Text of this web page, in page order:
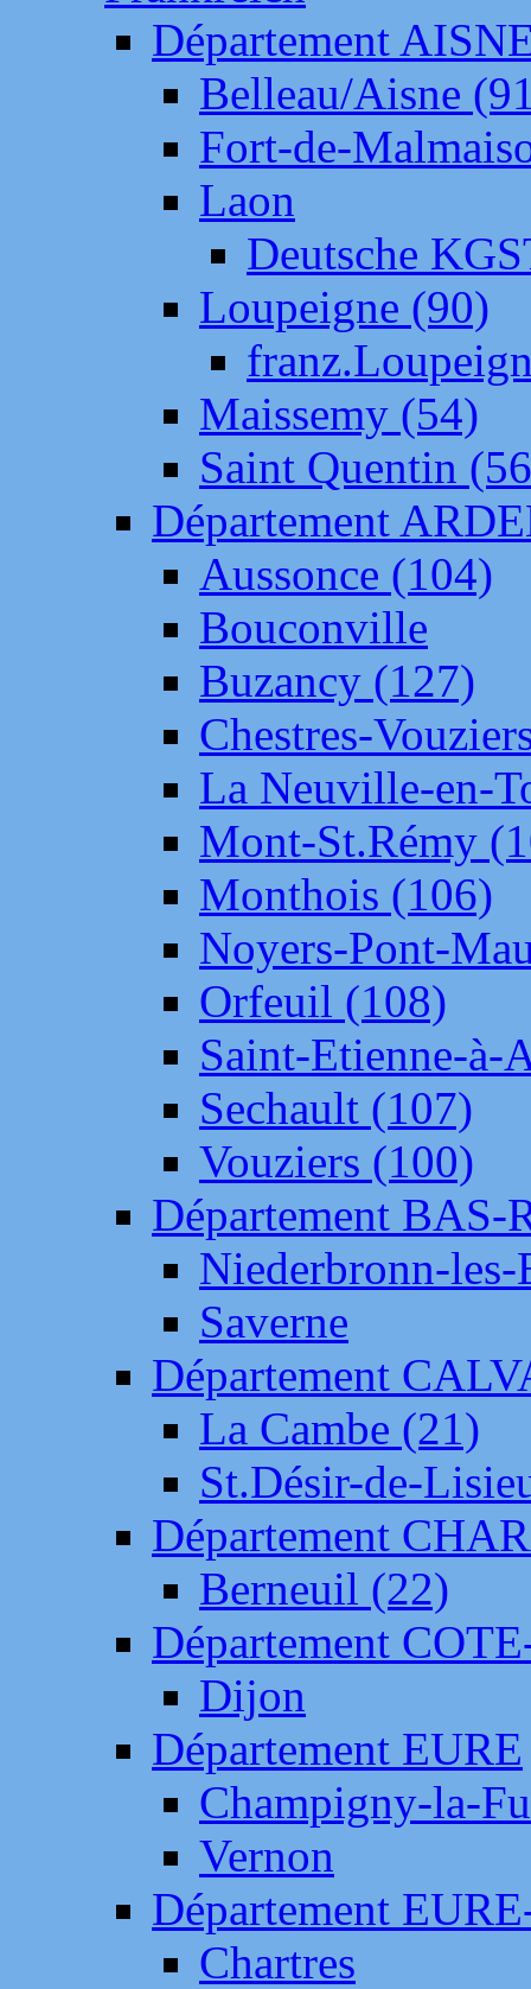
Département
Belleau/Aisne
Fort-de-
Laon
Deutsche
Loupeigne (90)
Maissemy (54)
Saint Quentin
Département
Aussonce (104)
Bouconville
Buzancy (127)
Chestres-
La Neuville-en-
Mont-St.Rémy
Monthois (106)
Noyers-Pont-
Orfeuil (108)
Saint-Etienne-à-
Sechault (107)
Vouziers (100)
Département BAS-
Niederbronn-
Saverne
Département
La Cambe (21)
St.Désir-de-
Département
Berneuil (22)
Département
Dijon
Département EURE
Champigny-la-
Vernon
Département
Chartres